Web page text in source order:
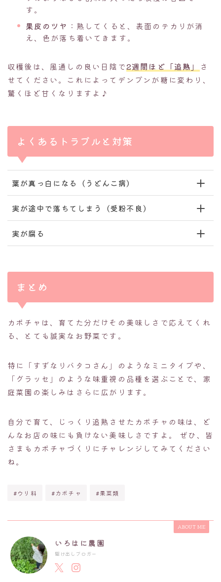
す。
果皮のツヤ ：熟してくると、表面のテカリが消
え、色が落ち着いてきます。
収穫後は、風通しの良い日陰で2週間ほど「追熟」
さ
せてください。これによってデンプンが糖に変わり、
驚くほど甘くなりますよ♪
よくあるトラブルと対策
葉が真っ白になる（うどんこ病）
実が途中で落ちてしまう（受粉不良）
実が腐る
まとめ
カボチャは、育てた分だけその美味しさで応えてくれ
る、とても誠実なお野菜です。
特に「すずなりバタコさん」のようなミニタイプや、
「グラッセ」のような味重視の品種を選ぶことで、家
庭菜園の楽しみはさらに広がります。
自分で育て、じっくり追熟させたカボチャの味は、ど
んなお店の味にも負けない美味しさですよ。 ぜひ、皆
さまもカボチャづくりにチャレンジしてみてください
ね。
#ウリ科 #カボチャ #果菜類
ABOUT ME
いろはに農園
駆け出しブロガー